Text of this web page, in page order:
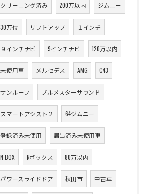
クリーニング済み 200万以内 ジムニー
30万位 リフトアップ １インチ
９インチナビ 9インチナビ 120万以内
未使用車 メルセデス AMG C43
サンルーフ ブルメスターサウンド
スマートアシスト２ 64ジムニー
登録済み未使用 届出済み未使用車
N BOX Nボックス 80万以内
パワースライドドア 秋田市 中古車